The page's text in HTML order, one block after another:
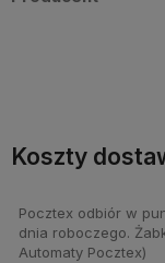
Koszty
Pocztex odbiór w
dnia roboczego.
Automaty Pocztex)